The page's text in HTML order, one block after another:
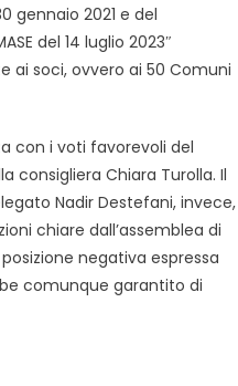
gennaio 2021 e del
del 14 luglio 2023″
ai soci, ovvero ai 50 Comuni
con i voti favorevoli del
consigliera Chiara Turolla. Il
Nadir Destefani, invece,
chiare dall’assemblea di
negativa espressa
comunque garantito di